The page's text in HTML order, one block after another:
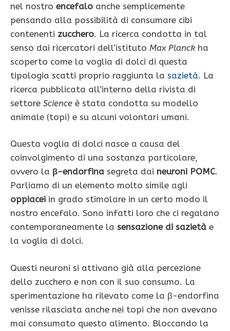
nel nostro encefalo anche semplicemente
pensando alla possibilità di consumare cibi
contenenti zucchero. La ricerca condotta in tal
senso dai ricercatori dell’istituto Max Planck ha
scoperto come la voglia di dolci di questa
tipologia scatti proprio raggiunta la sazietà. La
ricerca pubblicata all’interno della rivista di
settore Science è stata condotta su modello
animale (topi) e su alcuni volontari umani.
Questa voglia di dolci nasce a causa del
coinvolgimento di una sostanza particolare,
ovvero la β-endorfina segreta dai neuroni POMC.
Parliamo di un elemento molto simile agli
oppiacei in grado stimolare in un certo modo il
nostro encefalo. Sono infatti loro che ci regalano
contemporaneamente la sensazione di sazietà e
la voglia di dolci.
Questi neuroni si attivano già alla percezione
dello zucchero e non con il suo consumo. La
sperimentazione ha rilevato come la β-endorfina
venisse rilasciata anche nei topi che non avevano
mai consumato questo alimento. Bloccando la